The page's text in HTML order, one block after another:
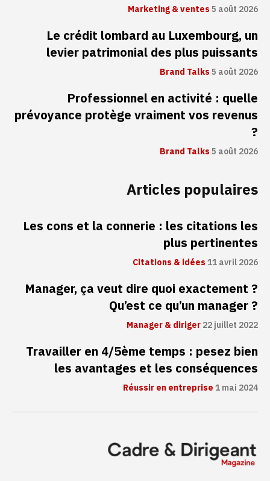
Marketing & ventes5 août 2026
Le crédit lombard au Luxembourg, un
levier patrimonial des plus puissants
Brand Talks5 août 2026
Professionnel en activité : quelle
prévoyance protège vraiment vos revenus
?
Brand Talks5 août 2026
Articles populaires
Les cons et la connerie : les citations les
plus pertinentes
Citations & idées11 avril 2026
Manager, ça veut dire quoi exactement ?
Qu’est ce qu’un manager ?
Manager & diriger22 juillet 2022
Travailler en 4/5ème temps : pesez bien
les avantages et les conséquences
Réussir en entreprise1 mai 2024